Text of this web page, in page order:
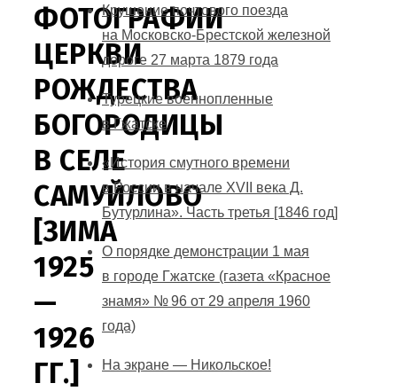
ФОТОГРАФИИ
ЦЕРКВИ
РОЖДЕСТВА
БОГОРОДИЦЫ
В СЕЛЕ
САМУЙЛОВО
[ЗИМА
1925
—
1926
ГГ.]
Крушение почтового поезда
на Московско-Брестской железной
дороге 27 марта 1879 года
Турецкие военнопленные
в Гжатске
«История смутного времени
в России в начале XVII века Д.
Бутурлина». Часть третья [1846 год]
О порядке демонстрации 1 мая
в городе Гжатске (газета «Красное
знамя» № 96 от 29 апреля 1960
года)
На экране — Никольское!